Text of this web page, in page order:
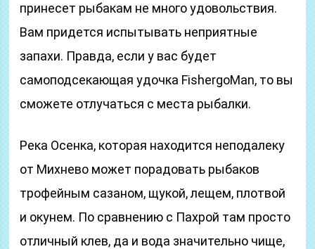
принесет рыбакам не много удовольствия.
Вам придется испытывать неприятные
запахи. Правда, если у вас будет
самоподсекающая удочка FishergoMan, то вы
сможете отлучаться с места рыбалки.
Река Осенка, которая находится неподалеку
от Михнево может порадовать рыбаков
трофейным сазаном, щукой, лещем, плотвой
и окунем. По сравнению с Пахрой там просто
отличный клев, да и вода значительно чище,